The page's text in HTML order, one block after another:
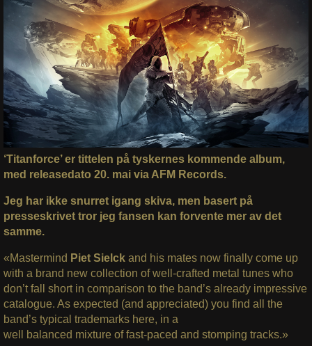
‘Titanforce’ er tittelen på tyskernes kommende album,
med releasedato 20. mai via AFM Records.
Jeg har ikke snurret igang skiva, men basert på
presseskrivet tror jeg fansen kan forvente mer av det
samme.
«Mastermind Piet Sielckand his mates now finally come up
with a brand new collection of well-crafted metal tunes who
don’t fall short in comparison to the band’s already impressive
catalogue. As expected (and appreciated) you find all the
band’s typical trademarks here, in a
well balanced mixture of fast-paced and stomping tracks.»